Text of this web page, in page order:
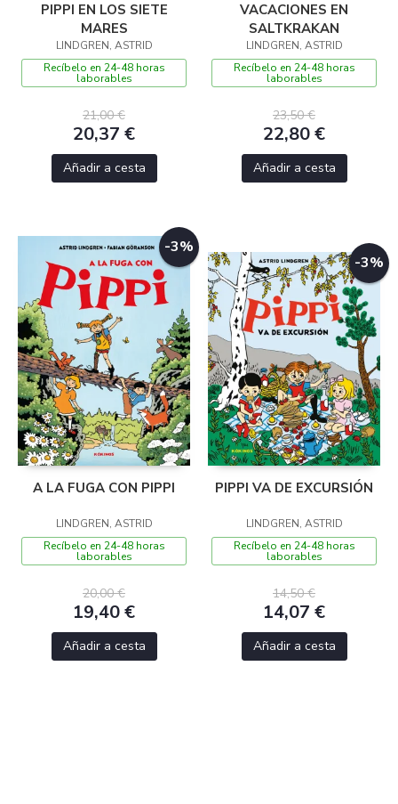
PIPPI EN LOS SIETE
MARES
LINDGREN, ASTRID
Recíbelo en 24-48 horas
laborables
21,00 €
20,37 €
Añadir a cesta
VACACIONES EN
SALTKRAKAN
LINDGREN, ASTRID
Recíbelo en 24-48 horas
laborables
23,50 €
22,80 €
Añadir a cesta
-3%
A LA FUGA CON PIPPI
LINDGREN, ASTRID
Recíbelo en 24-48 horas
laborables
20,00 €
19,40 €
Añadir a cesta
-3%
PIPPI VA DE EXCURSIÓN
LINDGREN, ASTRID
Recíbelo en 24-48 horas
laborables
14,50 €
14,07 €
Añadir a cesta